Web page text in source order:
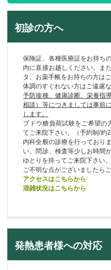
初診の方へ
保険証、各種医療証をお持ち
内に直接お越しください。ま
タ、お薬手帳をお持ちの方は
体調のすぐれない方はご遠慮
予防接種、健康診断、栄養指
相談）等につきましては事前
します。
ブドウ糖負荷試験をご希望の
てご来院下さい。（予約制/約
内科全般の診療を行っており
い。問診、検査等少しお時間
ゆとりを持ってご来院下さい。
ご不明な点がございましたら
アクセスはこちらから
混雑状況はこちらから
発熱患者様への対応